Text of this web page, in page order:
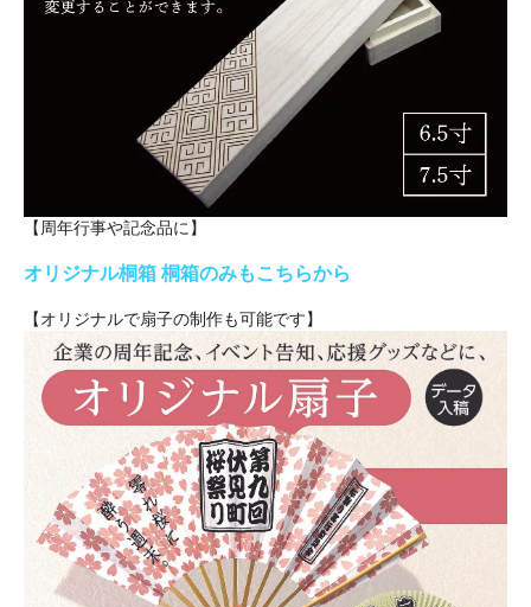
【周年行事や記念品に】
オリジナル桐箱 桐箱のみもこちらから
【オリジナルで扇子の制作も可能です】